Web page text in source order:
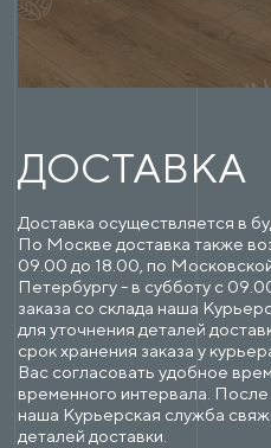
ДОСТАВКА
Доставка осуществляется в
По Москве доставка также
09.00 до 18.00, по
Петербургу - в субботу с
заказа со склада наша
для уточнения деталей
срок хранения заказа у
Вас согласовать удобное
временного интервала. После
наша Курьерская служба
деталей доставки.